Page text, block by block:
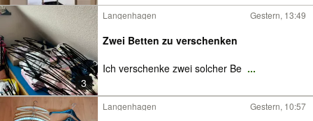
3
Langenhagen Gestern, 13:49
Zwei Betten zu verschenken
Ich verschenke zwei solcher Be ...
Langenhagen Gestern, 10:57